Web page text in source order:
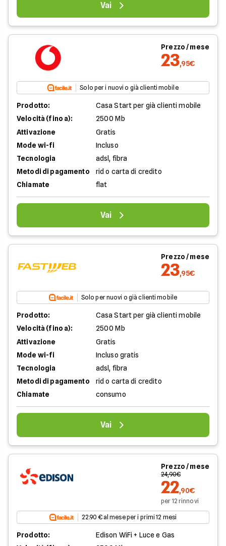
Vai
Prezzo / mese
23,95€
Solo per i nuovi o già clienti mobile
Prodotto:
Casa Start per già clienti mobile
Velocità (fino a):
2500 Mb
Attivazione
Gratis
Mode wi-fi
Incluso
Tecnologia
adsl, fibra
Metodi di pagamento
rid o carta di credito
Chiamate
flat
Vai
Prezzo / mese
23,95€
Solo per nuovi o già clienti mobile
Prodotto:
Casa Start per già clienti mobile
Velocità (fino a):
2500 Mb
Attivazione
Gratis
Mode wi-fi
Incluso gratis
Tecnologia
adsl, fibra
Metodi di pagamento
rid o carta di credito
Chiamate
consumo
Vai
Prezzo / mese
24,90€
22,90€
per 12 rinnovi
22.90 € al mese per i primi 12 mesi
Prodotto:
Edison WiFi + Luce e Gas